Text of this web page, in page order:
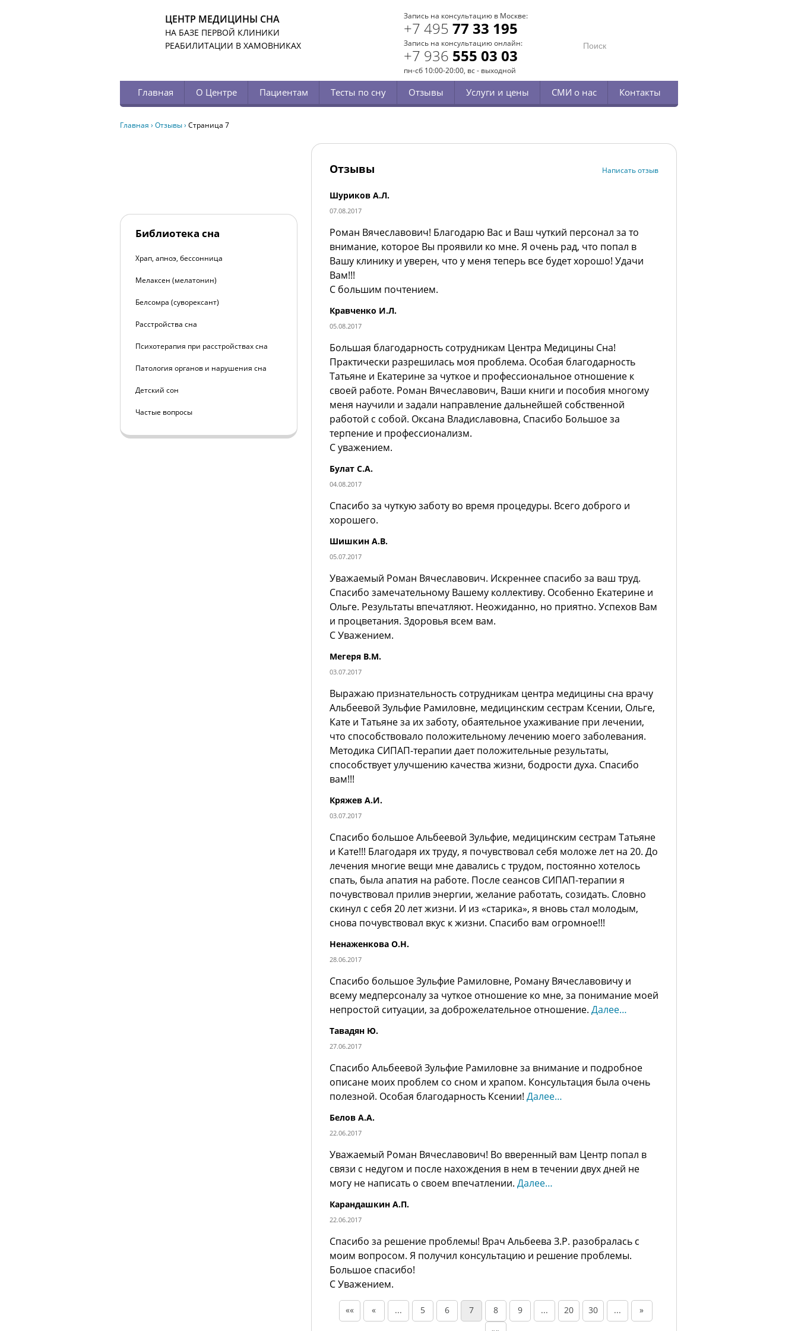
ЦЕНТР МЕДИЦИНЫ СНА
НА БАЗЕ ПЕРВОЙ КЛИНИКИ
РЕАБИЛИТАЦИИ В ХАМОВНИКАХ
Запись на консультацию в Москве:
+7 495 77 33 195
Запись на консультацию онлайн:
+7 936 555 03 03
пн-сб 10:00-20:00, вс - выходной
Главная О Центре Пациентам Тесты по сну Отзывы Услуги и цены СМИ о нас Контакты
Главная › Отзывы› Страница 7
Отзывы Написать отзыв
Шуриков А.Л.
07.08.2017
Роман Вячеславович! Благодарю Вас и Ваш чуткий персонал за то
внимание, которое Вы проявили ко мне. Я очень рад, что попал в
Вашу клинику и уверен, что у меня теперь все будет хорошо! Удачи
Вам!!!
С большим почтением.
Кравченко И.Л.
05.08.2017
Большая благодарность сотрудникам Центра Медицины Сна!
Практически разрешилась моя проблема. Особая благодарность
Татьяне и Екатерине за чуткое и профессиональное отношение к
своей работе. Роман Вячеславович, Ваши книги и пособия многому
меня научили и задали направление дальнейшей собственной
работой с собой. Оксана Владиславовна, Спасибо Большое за
терпение и профессионализм.
С уважением.
Булат С.А.
04.08.2017
Спасибо за чуткую заботу во время процедуры. Всего доброго и
хорошего.
Шишкин А.В.
05.07.2017
Уважаемый Роман Вячеславович. Искреннее спасибо за ваш труд.
Спасибо замечательному Вашему коллективу. Особенно Екатерине и
Ольге. Результаты впечатляют. Неожиданно, но приятно. Успехов Вам
и процветания. Здоровья всем вам.
С Уважением.
Мегеря В.М.
03.07.2017
Выражаю признательность сотрудникам центра медицины сна врачу
Альбеевой Зульфие Рамиловне, медицинским сестрам Ксении, Ольге,
Кате и Татьяне за их заботу, обаятельное ухаживание при лечении,
что способствовало положительному лечению моего заболевания.
Методика СИПАП-терапии дает положительные результаты,
способствует улучшению качества жизни, бодрости духа. Спасибо
вам!!!
Кряжев А.И.
03.07.2017
Спасибо большое Альбеевой Зульфие, медицинским сестрам Татьяне
и Кате!!! Благодаря их труду, я почувствовал себя моложе лет на 20. До
лечения многие вещи мне давались с трудом, постоянно хотелось
спать, была апатия на работе. После сеансов СИПАП-терапии я
почувствовал прилив энергии, желание работать, созидать. Словно
скинул с себя 20 лет жизни. И из «старика», я вновь стал молодым,
снова почувствовал вкус к жизни. Спасибо вам огромное!!!
Ненаженкова О.Н.
28.06.2017
Спасибо большое Зульфие Рамиловне, Роману Вячеславовичу и
всему медперсоналу за чуткое отношение ко мне, за понимание моей
непростой ситуации, за доброжелательное отношение. Далее…
Тавадян Ю.
27.06.2017
Спасибо Альбеевой Зульфие Рамиловне за внимание и подробное
описане моих проблем со сном и храпом. Консультация была очень
полезной. Особая благодарность Ксении! Далее…
Белов А.А.
22.06.2017
Уважаемый Роман Вячеславович! Во вверенный вам Центр попал в
связи с недугом и после нахождения в нем в течении двух дней не
могу не написать о своем впечатлении. Далее…
Карандашкин А.П.
22.06.2017
Спасибо за решение проблемы! Врач Альбеева З.Р. разобралась с
моим вопросом. Я получил консультацию и решение проблемы.
Большое спасибо!
С Уважением.
«« « ... 5 6 7 8 9 ... 20 30 ...
»
Библиотека сна
Храп, апноэ, бессонница
Мелаксен (мелатонин)
Белсомра (суворексант)
Расстройства сна
Психотерапия при расстройствах сна
Патология органов и нарушения сна
Детский сон
Частые вопросы